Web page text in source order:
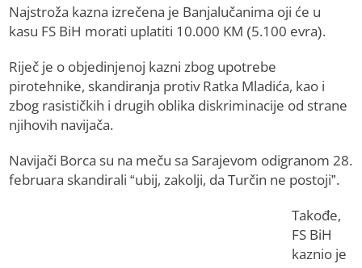
Najstroža kazna izrečena je Banjalučanima oji će u
kasu FS BiH morati uplatiti 10.000 KM (5.100 evra).
Riječ je o objedinjenoj kazni zbog upotrebe
pirotehnike, skandiranja protiv Ratka Mladića, kao i
zbog rasističkih i drugih oblika diskriminacije od strane
njihovih navijača.
Navijači Borca su na meču sa Sarajevom odigranom 28.
februara skandirali “ubij, zakolji, da Turčin ne postoji”.
Takođe,
FS BiH
kaznio je